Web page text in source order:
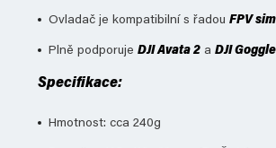
Ovladač je kompatibilní s řadou FPV
Plně podporuje DJI Avata 2 a DJI
Specifikace:
Hmotnost: cca 240g